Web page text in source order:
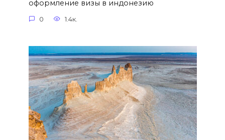
оформление визы в индонезию
0 1.4к.